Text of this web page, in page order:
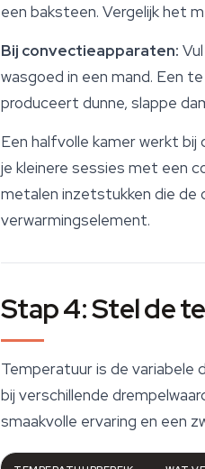
een baksteen. Vergelijk het
Bij convectieapparaten:
wasgoed in een mand. Een
produceert dunne, slappe
Een halfvolle kamer werkt
je kleinere sessies met een
metalen inzetstukken die de
verwarmingselement.
Stap 4: Stel de
Temperatuur is de variabele
bij verschillende
smaakvolle ervaring en een